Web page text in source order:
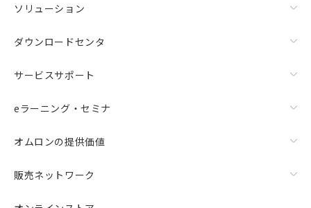
ソリューション
ダウンロードセンタ
サービスサポート
eラーニング・セミナ
オムロンの提供価値
販売ネットワーク